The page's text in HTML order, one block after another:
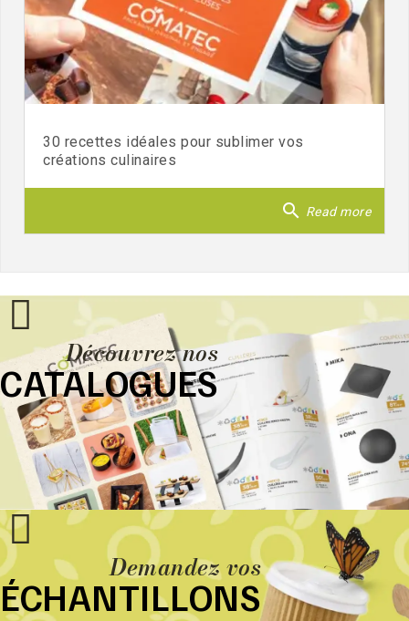
30 recettes idéales pour sublimer vos
créations culinaires
search Read more
Découvrez nos
CATALOGUES
Demandez vos
ÉCHANTILLONS